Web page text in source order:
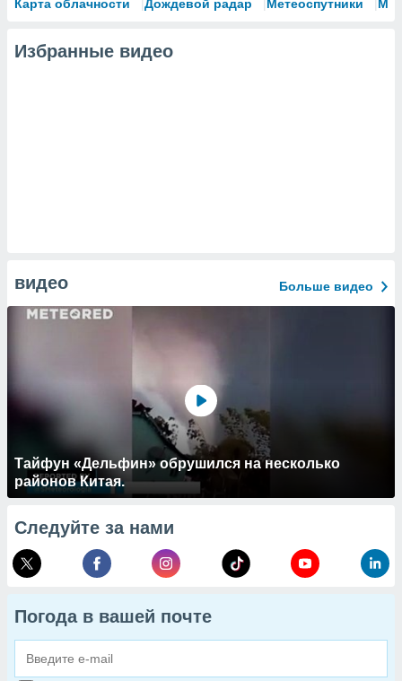
Карта облачности Дождевой радар Метеоспутники
Избранные видео
видео Больше видео
Тайфун «Дельфин» обрушился на несколько
районов Китая.
Следуйте за нами
Погода в вашей почте